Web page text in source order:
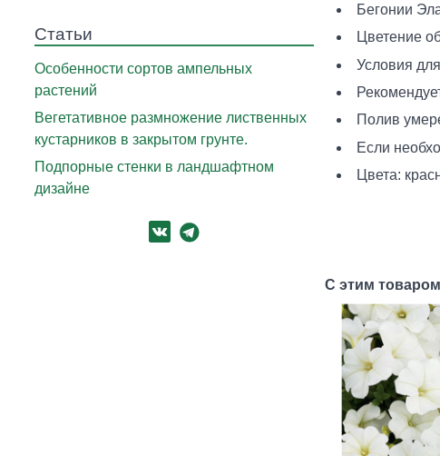
Статьи
Особенности сортов ампельных
растений
Вегетативное размножение лиственных
кустарников в закрытом грунте.
Подпорные стенки в ландшафтном
дизайне
Бегонии
Цветение
Условия
Полив
Если
Цвета:
С этим